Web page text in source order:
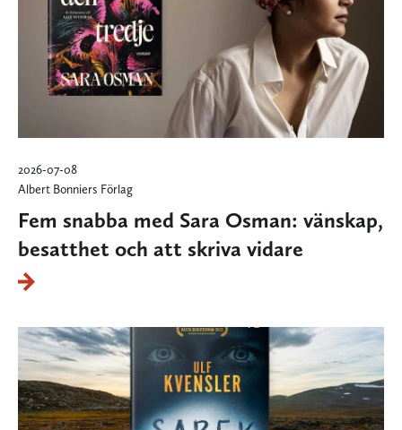
2026-07-08
Albert Bonniers Förlag
Fem snabba med Sara Osman: vänskap,
besatthet och att skriva vidare